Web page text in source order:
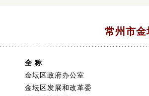
常州市
全 称
金坛区政府办公室
金坛区发展和改革委